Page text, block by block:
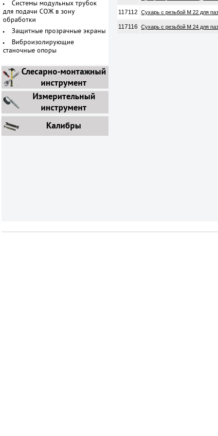
Системы модульных трубок
для подачи СОЖ в зону
обработки
Защитные прозрачные экраны
Виброизолирующие
станочные опоры
Слесарно-монтажный
инструмент
Измерительный
инструмент
Калибры
117112 Сухарь с резьбой М 22 для
117116 Сухарь с резьбой М 24 для